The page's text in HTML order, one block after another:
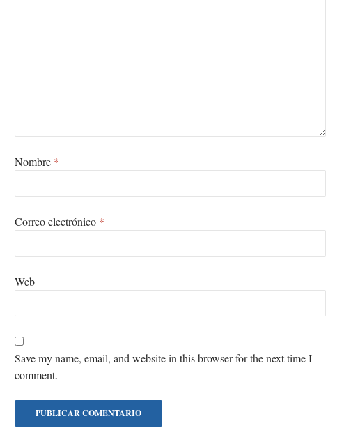
Nombre *
Correo electrónico *
Web
Save my name, email, and website in this browser for the next time I
comment.